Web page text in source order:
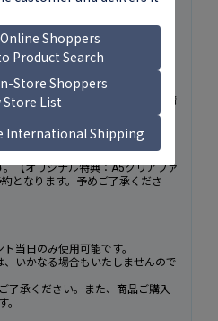
ページの店舗予約サービスでも
コード 仙台パルコ店のみとなり
異なりますので、ご注意くださ
撮影会参加券】を確保し、商品購
いても【サイン会参加券】【2シ
だいたお客様は【サイン会参加
【オリジナル特典：A5クリアファ
となります。予めご了承くださ
当日のみ使用可能です。
いかなる場合もいたしませんので
了承ください。また、商品ご購入